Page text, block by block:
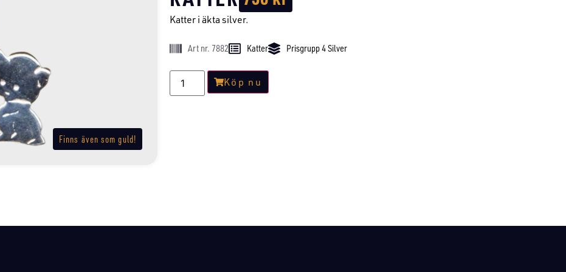
Finns även som guld!
Katter i äkta silver.
Art nr. 7882 Katter Prisgrupp 4 Silver
Köp nu